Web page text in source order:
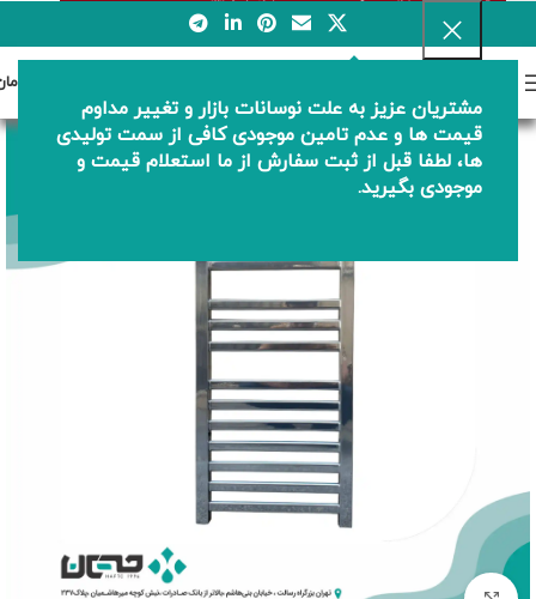
مشتریان عزیز به علت نوسانات بازار و تغییر مداوم
قیمت ها و عدم تامین موجودی کافی از سمت تولیدی
ها، لطفا قبل از ثبت سفارش از ما استعلام قیمت و
موجودی بگیرید.